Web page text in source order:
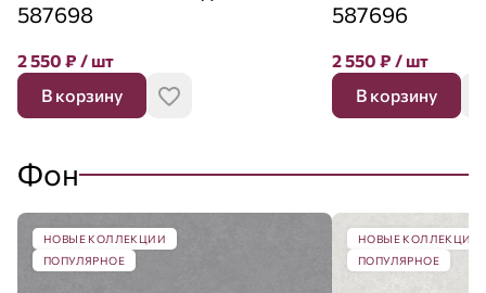
587698
2 550 ₽ / шт
В корзину
587696
2 550 ₽ / шт
В корзину
Фон
НОВЫЕ КОЛЛЕКЦИИ
ПОПУЛЯРНОЕ
НОВЫЕ КОЛЛЕКЦИИ
ПОПУЛЯРНОЕ